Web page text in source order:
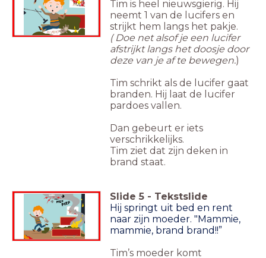
Tim is heel nieuwsgierig. Hij
neemt 1 van de lucifers en
strijkt hem langs het pakje.
( Doe net alsof je een lucifer
afstrijkt langs het doosje door
deze van je af te bewegen.)
Tim schrikt als de lucifer gaat
branden. Hij laat de lucifer
pardoes vallen.
Dan gebeurt er iets
verschrikkelijks.
Tim ziet dat zijn deken in
brand staat.
Slide 5 - Tekstslide
Hij springt uit bed en rent
naar zijn moeder. "Mammie,
mammie, brand brand!!”
Tim’s moeder komt